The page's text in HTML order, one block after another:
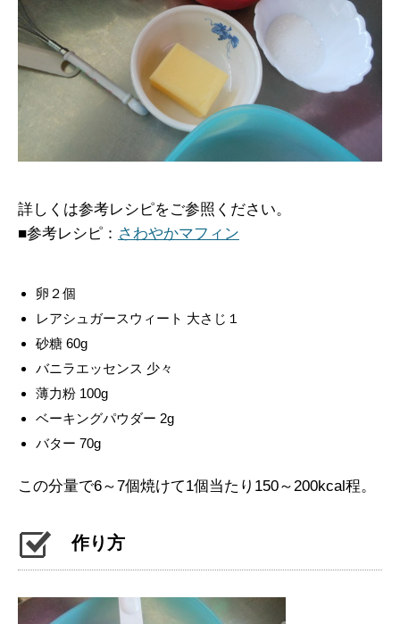
詳しくは参考レシピをご参照ください。
■参考レシピ： さわやかマフィン
卵２個
レアシュガースウィート 大さじ１
砂糖 60g
バニラエッセンス 少々
薄力粉 100g
ベーキングパウダー 2g
バター 70g
この分量で6～7個焼けて1個当たり150～200kcal程。
作り方